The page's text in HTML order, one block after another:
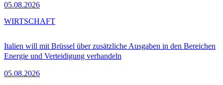
05.08.2026
Italien will mit Brüssel über zusätzliche Ausgaben in den Bereichen
Energie und Verteidigung verhandeln
05.08.2026
WIRTSCHAFT